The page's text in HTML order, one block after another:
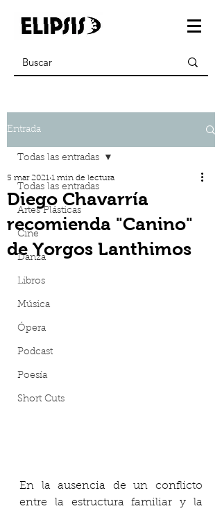
Entrada
Todas las entradas
Artes Plásticas
Cine
Danza
Libros
Música
Ópera
Podcast
Poesía
Short Cuts
Todas las entradas
Diego Chavarría
recomienda "Canino"
de Yorgos Lanthimos
5 mar 2021 1 min de lectura
En la ausencia de un conflicto
entre la estructura familiar y la